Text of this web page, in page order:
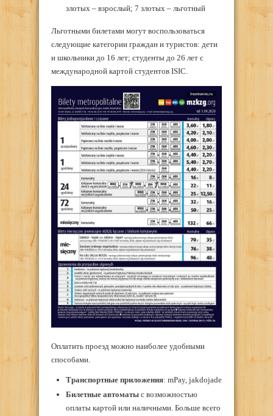
злотых – взрослый; 7 злотых – льготный
Льготными билетами могут воспользоваться
следующие категории граждан и туристов: дети
и школьники до 16 лет; студенты до 26 лет с
международной картой студентов ISIC.
Оплатить проезд можно наиболее удобными
способами.
Транспортные приложения: mPay, jakdojade
Билетные автоматыс возможностью
оплаты картой или наличными. Больше всего